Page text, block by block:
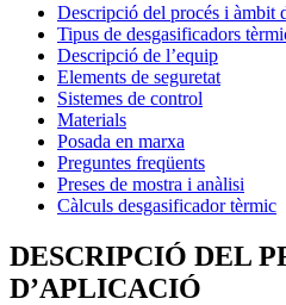
Descripció del procés i àmbit
Tipus de desgasificadors
Descripció de l’equip
Elements de seguretat
Sistemes de control
Materials
Posada en marxa
Preguntes freqüents
Preses de mostra i anàlisi
Càlculs desgasificador tèrmic
DESCRIPCIÓ DEL
D’APLICACIÓ